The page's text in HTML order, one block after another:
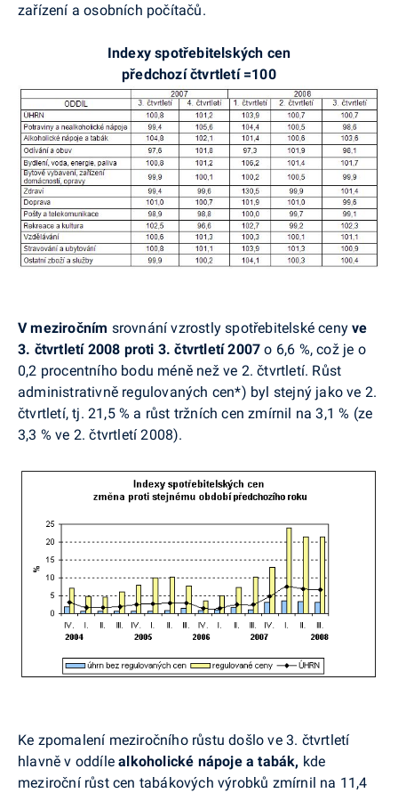
zařízení a osobních počítačů.
Indexy spotřebitelských cen
předchozí čtvrtletí =100
V meziročním srovnání vzrostly spotřebitelské cenyve
3. čtvrtletí 2008 proti 3. čtvrtletí 2007 o 6,6 %, což je o
0,2 procentního bodu méně než ve 2. čtvrtletí. Růst
administrativně regulovaných cen*) byl stejný jako ve 2.
čtvrtletí, tj. 21,5 % a růst tržních cen zmírnil na 3,1 % (ze
3,3 % ve 2. čtvrtletí 2008).
Ke zpomalení meziročního růstu došlo ve 3. čtvrtletí
hlavně v oddílealkoholické nápoje a tabák, kde
meziroční růst cen tabákových výrobků zmírnil na 11,4